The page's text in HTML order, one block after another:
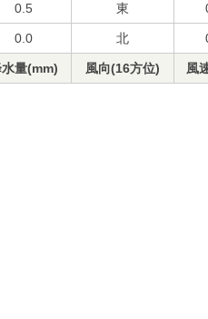
0.5 東
0.0 北
水量(mm) 風向(16方位) 風